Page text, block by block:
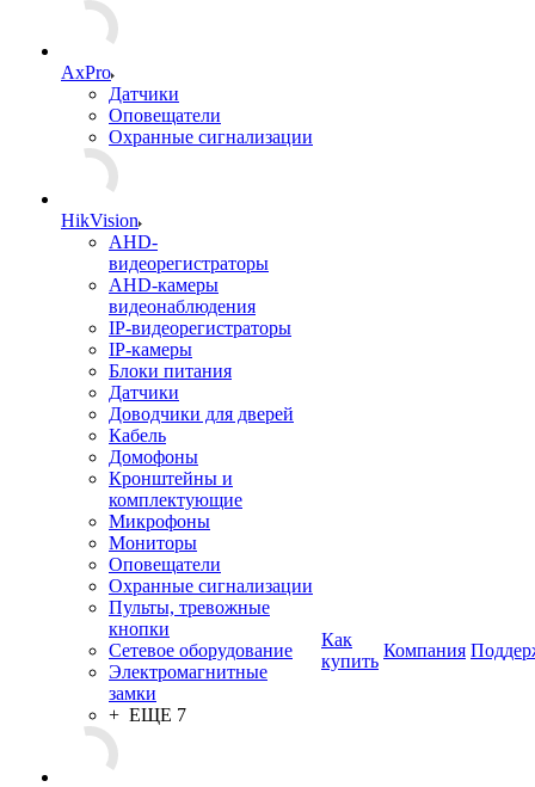
AxPro
Датчики
Оповещатели
Охранные сигнализации
HikVision
AHD-
видеорегистраторы
AHD-камеры
видеонаблюдения
IP-видеорегистраторы
IP-камеры
Блоки питания
Датчики
Доводчики для дверей
Кабель
Домофоны
Кронштейны и
комплектующие
Микрофоны
Мониторы
Оповещатели
Охранные сигнализации
Пульты, тревожные
кнопки
Сетевое оборудование
Электромагнитные
замки
+ ЕЩЕ 7
Как
купить
Компания